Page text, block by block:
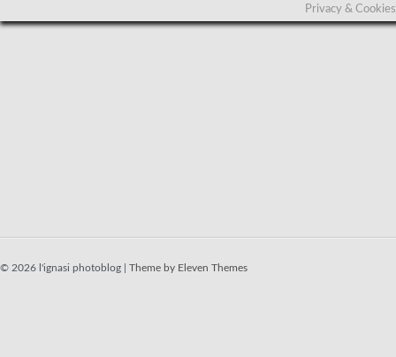
© 2026 l'ignasi photoblog | Theme by Eleven Themes
Privacy &